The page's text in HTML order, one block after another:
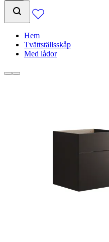
Hem
Tvättställsskåp
Med lådor